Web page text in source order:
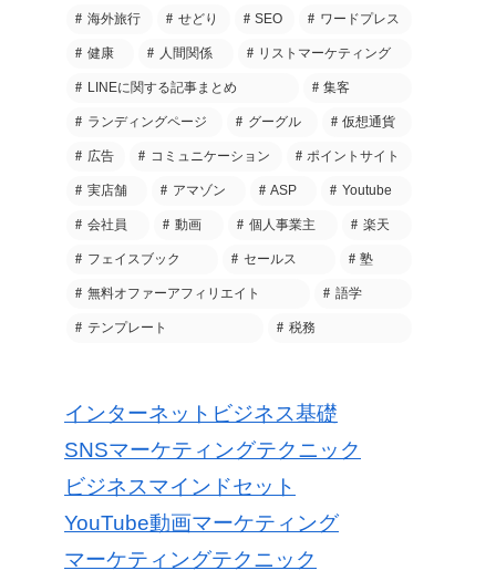
海外旅行 せどり SEO ワードプレス
健康 人間関係 リストマーケティング
LINEに関する記事まとめ 集客
ランディングページ グーグル 仮想通貨
広告 コミュニケーション ポイントサイト
実店舗 アマゾン ASP Youtube
会社員 動画 個人事業主 楽天
フェイスブック セールス 塾
無料オファーアフィリエイト 語学
テンプレート 税務
インターネットビジネス基礎
SNSマーケティングテクニック
ビジネスマインドセット
YouTube動画マーケティング
マーケティングテクニック